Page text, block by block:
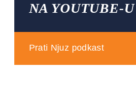
NA YOUTUBE-U
Prati Njuz podkast